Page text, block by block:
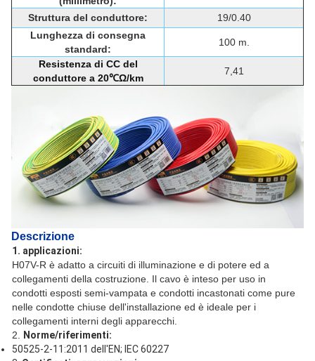
Struttura del conduttore:
19/0.40
Lunghezza di consegna
standard:
100 m.
Resistenza di CC del
conduttore a 20℃Ω/km
7,41
Descrizione
1. applicazioni:
H07V-R è adatto a circuiti di illuminazione e di potere ed a
collegamenti della costruzione. Il cavo è inteso per uso in
condotti esposti semi-vampata e condotti incastonati come pure
nelle condotte chiuse dell'installazione ed è ideale per i
collegamenti interni degli apparecchi.
2.
Norme/riferimenti:
50525-2-11:2011 dell'EN; IEC 60227